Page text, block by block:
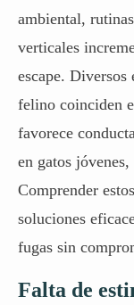
ambiental,
verticales
escape. Diversos
felino coinciden
favorece
en gatos
Comprender
soluciones
fugas sin
Falta de